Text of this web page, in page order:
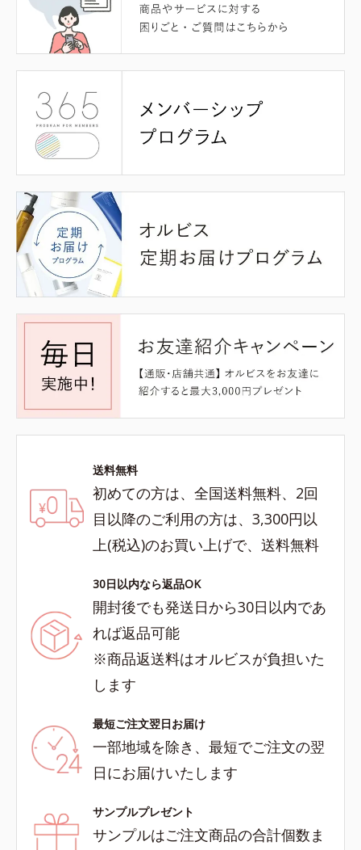
送料無料
初めての方は、全国送料無料、2回
目以降のご利用の方は、3,300円以
上(税込)のお買い上げで、送料無料
30日以内なら返品OK
開封後でも発送日から30日以内であ
れば返品可能
※商品返送料はオルビスが負担いた
します
最短ご注文翌日お届け
一部地域を除き、最短でご注文の翌
日にお届けいたします
サンプルプレゼント
サンプルはご注文商品の合計個数ま